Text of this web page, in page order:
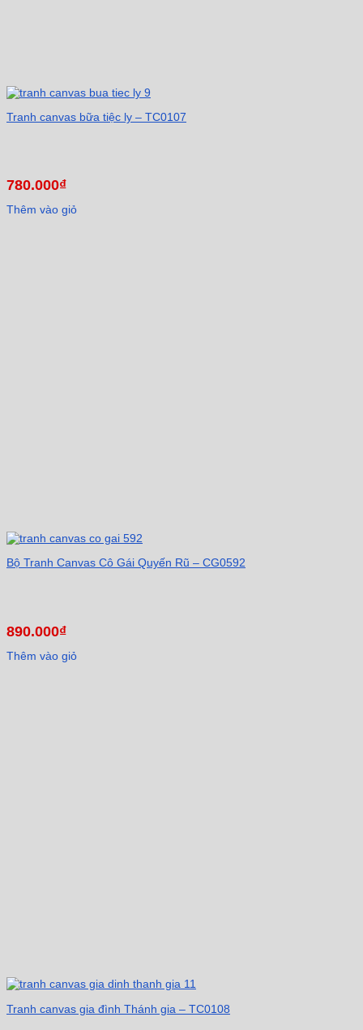
Tranh canvas bữa tiệc ly – TC0107
780.000₫
Thêm vào giỏ
Bộ Tranh Canvas Cô Gái Quyến Rũ – CG0592
890.000₫
Thêm vào giỏ
Tranh canvas gia đình Thánh gia – TC0108